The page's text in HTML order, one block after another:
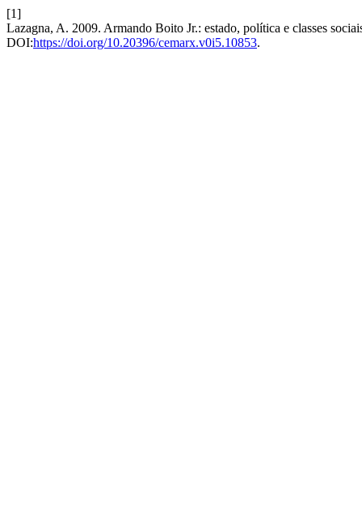
[1]
Lazagna, A. 2009. Armando Boito Jr.: estado, política e classes
DOI:https://doi.org/10.20396/cemarx.v0i5.10853.